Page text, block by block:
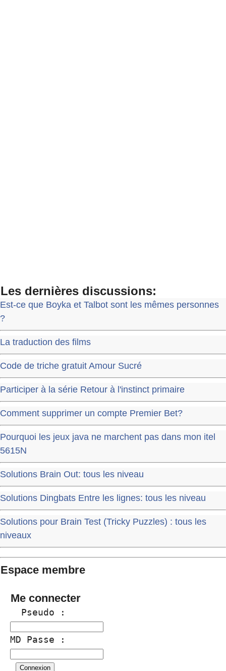
Les dernières discussions:
Est-ce que Boyka et Talbot sont les mêmes personnes
?
La traduction des films
Code de triche gratuit Amour Sucré
Participer à la série Retour à l'instinct primaire
Comment supprimer un compte Premier Bet?
Pourquoi les jeux java ne marchent pas dans mon itel
5615N
Solutions Brain Out: tous les niveau
Solutions Dingbats Entre les lignes: tous les niveau
Solutions pour Brain Test (Tricky Puzzles) : tous les
niveaux
Espace membre
Me connecter
  Pseudo :
MD Passe :